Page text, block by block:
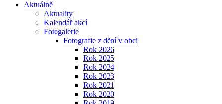
Aktuálně
Aktuality
Kalendář akcí
Fotogalerie
Fotografie z dění v obci
Rok 2026
Rok 2025
Rok 2024
Rok 2023
Rok 2021
Rok 2020